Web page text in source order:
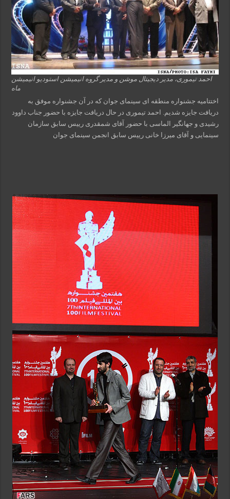
احمد تیموری، مدیر دیجیتال موشن و مدیر گروه انیمیشن استودیو انیمیشن
ماه
اختتامیه جشنواره منطقه ای سینمای جوان که در آن جشنواره موفق به
دریافت جایزه شدیم. احمد تیموری در حال دریافت جایزه با حضور جناب داوود
رشیدی و جهانگیر الماسی با حضور آقای شمقدری رییس سابق سازمان
سینمایی و آقای میرزا خانی رییس سابق انجمن سینمای جوان